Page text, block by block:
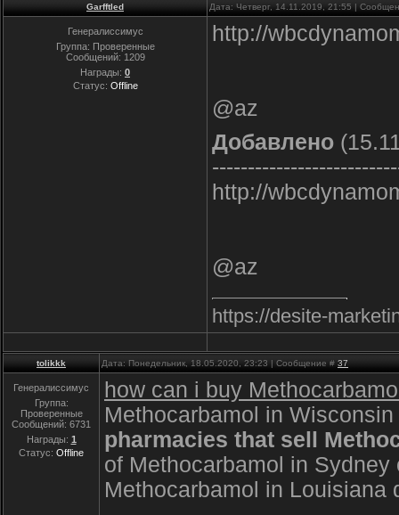
Garfftled Дата: Четверг, 14.11.2019, 21:55 |
Генералиссимус
Группа: Проверенные
Сообщений: 1209
Награды: 0
Статус: Offline
http://
@az
Добавлено
http://
@az
https://desite-
tolikkk Дата: Понедельник, 18.05.2020, 23:23 | Сообщение # 37
Генералиссимус
Группа:
Проверенные
Сообщений: 6731
Награды: 1
Статус: Offline
how can i buy
Methocarbamol in
pharmacies that sell
of Methocarbamol in
Methocarbamol in Louisiana